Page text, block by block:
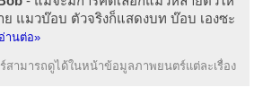
แมวบ๊อบ ตัวจริงก็แสดงบท บ๊อบ เองซะ
อ่านต่อ»
สามารถดูได้ในหน้าข้อมูลภาพยนตร์แต่ละเรื่อง